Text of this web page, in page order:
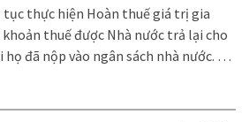
tục thực hiện Hoàn thuế giá trị gia
thuế được Nhà nước trả lại cho
họ đã nộp vào ngân sách nhà nước. …